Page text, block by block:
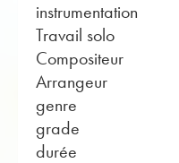
instrumentation
Travail solo
Compositeur
Arrangeur
genre
grade
durée